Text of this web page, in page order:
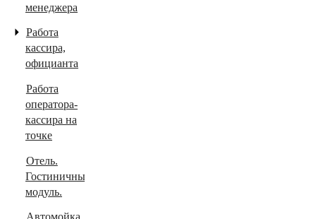
менеджера
Работа
кассира,
официанта
Работа
оператора-
кассира на
точке
Отель.
Гостиничный
модуль.